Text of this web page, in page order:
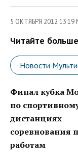
5 ОКТЯБРЯ 2012 13:19
Читайте
Новости
Финал кубка
по
дистанциях
соревнования
работам